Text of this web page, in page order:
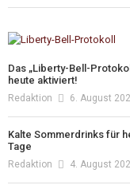
Das „Liberty-Bell-
heute aktiviert!
Redaktion 6. August
Kalte Sommerdrinks für
Tage
Redaktion 4. August